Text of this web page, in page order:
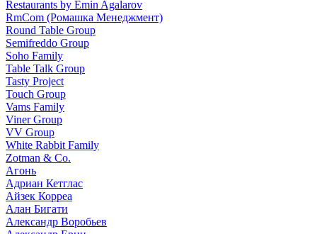
Restaurants by Emin Agalarov
RmCom (Ромашка Менеджмент)
Round Table Group
Semifreddo Group
Soho Family
Table Talk Group
Tasty Project
Touch Group
Vams Family
Viner Group
VV Group
White Rabbit Family
Zotman & Co.
Агонь
Адриан Кетглас
Айзек Корреа
Алан Бигати
Александр Воробьев